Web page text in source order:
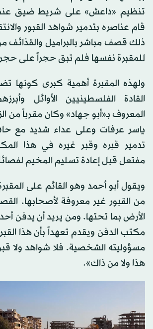
تنظيم «داعش» على شريط ضيق
قام عناصره بتدمير شواهد القبور
ذلك قصف مباشر بالبراميل والقذائف
للمقبرة نفسها فلم تبق حجراً على
ولهذه المقبرة أهمية كبرى كونها
القادة الفلسطينيين الأوائل
المعروف بـ«أبو جهاد» وكان مقرباً من
ياسر عرفات وعلى عداء شديد مع
تدمير قبره وقبر غيره في هذا
مفتعل قبل إعادة تسليم المخيم
من القبور غير معروفة لأصحابها.
الأرض بما تحتها. ومن يريد أن يدفن
مكتب الدفن ويقدم تعهداً بأن هذا
مسؤوليته الشخصية. فلا شواهد ولا
هذا ولا من ذاك».